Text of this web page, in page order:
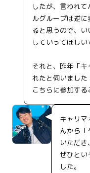
したが、言われ
ルグループは逆
ると思うので、
していってほしい
それと、昨年「
れたと伺いました
こちらに参加す
キャリマ
んから「
いただ
ぜひとい
した。